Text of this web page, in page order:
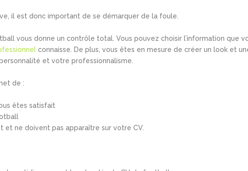
il est donc important de se démarquer de la foule.
vous donne un contrôle total. Vous pouvez choisir l’information que
connaisse. De plus, vous êtes en mesure de créer un look et
et votre professionnalisme.
de :
êtes satisfait
et ne doivent pas apparaître sur votre CV.